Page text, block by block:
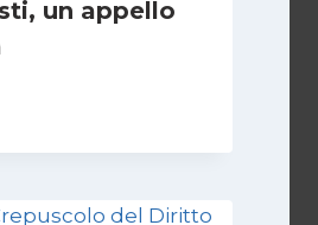
un appello